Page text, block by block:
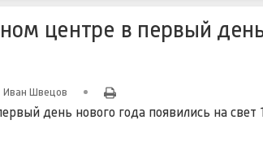
центре в первый
Иван Швецов